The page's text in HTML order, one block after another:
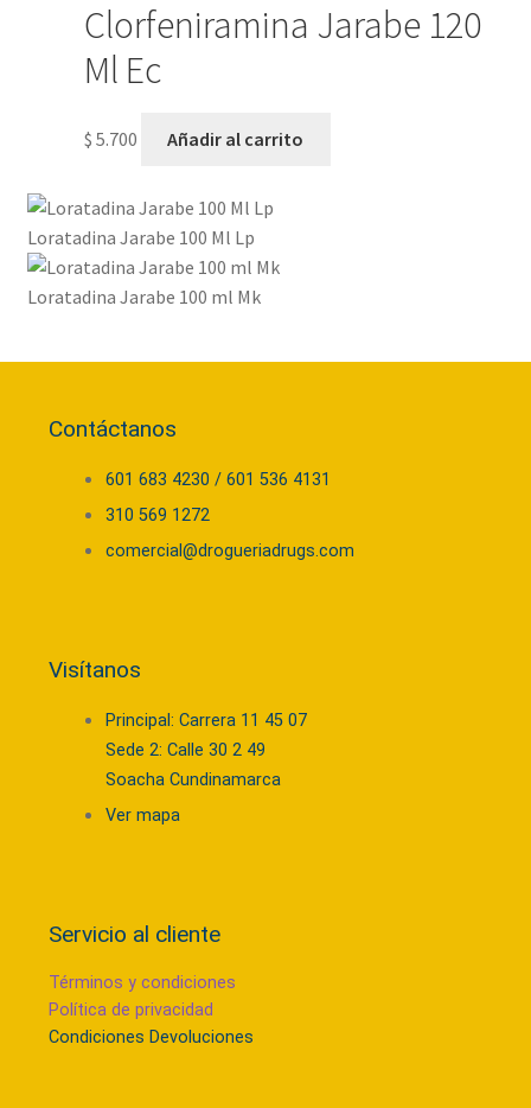
Clorfeniramina Jarabe 120
Ml Ec
$ 5.700 Añadir al carrito
Loratadina Jarabe 100 Ml Lp
Loratadina Jarabe 100 ml Mk
Contáctanos
601 683 4230 / 601 536 4131
310 569 1272
comercial@drogueriadrugs.com
Visítanos
Principal: Carrera 11 45 07
Sede 2: Calle 30 2 49
Soacha Cundinamarca
Ver mapa
Servicio al cliente
Términos y condiciones
Política de privacidad
Condiciones Devoluciones